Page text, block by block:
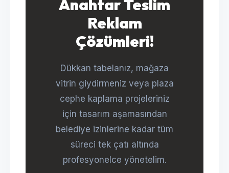
Anahtar Teslim
Reklam
Çözümleri!
Dükkan tabelanız, mağaza
vitrin giydirmeniz veya plaza
cephe kaplama projeleriniz
için tasarım aşamasından
belediye izinlerine kadar tüm
süreci tek çatı altında
profesyonelce yönetelim.